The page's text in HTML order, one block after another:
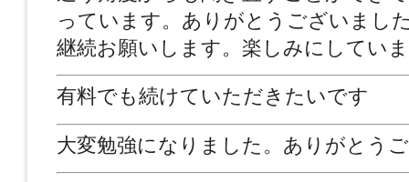
っています。ありがとうございまし
継続お願いします。楽しみにしてい
有料でも続けていただきたいです
大変勉強になりました。ありがとう